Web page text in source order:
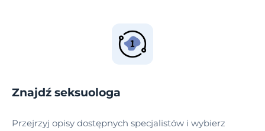
Znajdź seksuologa
Przejrzyj opisy dostępnych specjalistów i wybierz